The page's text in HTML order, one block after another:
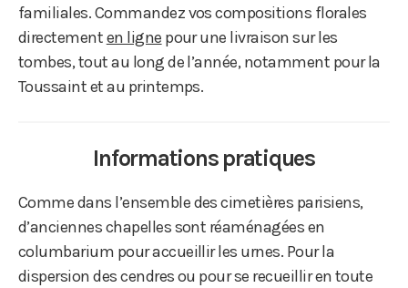
familiales. Commandez vos compositions florales
directementen ligne pour une livraison sur les
tombes, tout au long de l’année, notamment pour la
Toussaint et au printemps.
Informations pratiques
Comme dans l’ensemble des cimetières parisiens,
d’anciennes chapelles sont réaménagées en
columbarium pour accueillir les urnes. Pour la
dispersion des cendres ou pour se recueillir en toute